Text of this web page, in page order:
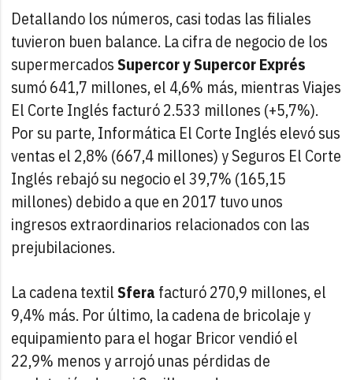
Detallando los números, casi todas las filiales
tuvieron buen balance. La cifra de negocio de los
supermercadosSupercor y Supercor Exprés
sumó 641,7 millones, el 4,6% más, mientras Viajes
El Corte Inglés facturó 2.533 millones (+5,7%).
Por su parte, Informática El Corte Inglés elevó sus
ventas el 2,8% (667,4 millones) y Seguros El Corte
Inglés rebajó su negocio el 39,7% (165,15
millones) debido a que en 2017 tuvo unos
ingresos extraordinarios relacionados con las
prejubilaciones.
La cadena textilSfera facturó 270,9 millones, el
9,4% más. Por último, la cadena de bricolaje y
equipamiento para el hogar Bricor vendió el
22,9% menos y arrojó unas pérdidas de